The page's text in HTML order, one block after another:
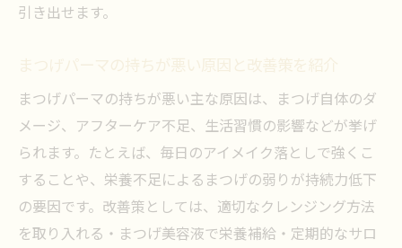
引き出せます。
まつげパーマの持ちが悪い原因と改善策を紹介
まつげパーマの持ちが悪い主な原因は、まつげ自体のダ
メージ、アフターケア不足、生活習慣の影響などが挙げ
られます。たとえば、毎日のアイメイク落としで強くこ
することや、栄養不足によるまつげの弱りが持続力低下
の要因です。改善策としては、適切なクレンジング方法
を取り入れる・まつげ美容液で栄養補給・定期的なサロ